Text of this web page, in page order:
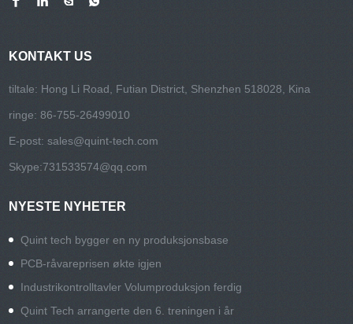
KONTAKT US
tiltale: Hong Li Road, Futian District, Shenzhen 518028, Kina
ringe: 86-755-26499010
E-post:sales@quint-tech.com
Skype:731533574@qq.com
NYESTE NYHETER
Quint tech bygger en ny produksjonsbase
PCB-råvareprisen økte igjen
Industrikontrolltavler Volumproduksjon ferdig
Quint Tech arrangerte den 6. treningen i år